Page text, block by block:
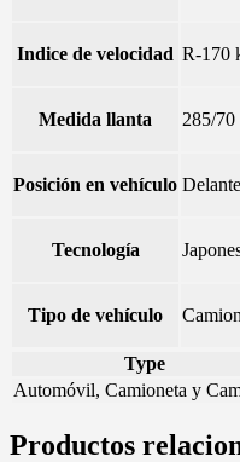
Indice de velocidad R-170
Medida llanta 285/70
Posición en vehículo
Tecnología
Tipo de vehículo
Type
Automóvil, Camioneta y
Productos